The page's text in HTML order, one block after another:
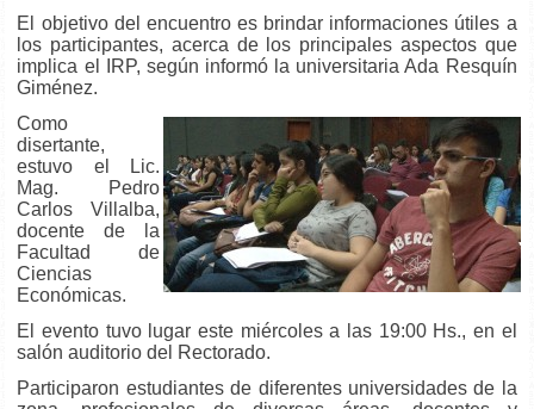
El objetivo del encuentro es brindar informaciones útiles a
los participantes, acerca de los principales aspectos que
implica el IRP, según informó la universitaria Ada Resquín
Giménez.
Como
disertante,
estuvo el Lic.
Mag. Pedro
Carlos Villalba,
docente de la
Facultad de
Ciencias
Económicas.
El evento tuvo lugar este miércoles a las 19:00 Hs., en el
salón auditorio del Rectorado.
Participaron estudiantes de diferentes universidades de la